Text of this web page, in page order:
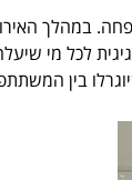
המשפחה. במהלך
לכל מי